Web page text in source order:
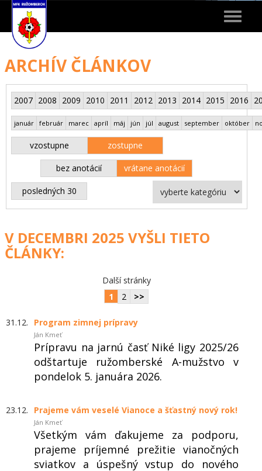
Toggle
ARCHÍV ČLÁNKOV
2007 2008 2009 2010 2011 2012 2013 2014 2015 2016
január február marec apríl máj jún júl august september október
vzostupne zostupne
bez anotácií vrátane anotácií
posledných 30
V DECEMBRI 2025 VYŠLI TIETO
ČLÁNKY:
Další stránky
1
2 >>
31.12. Program zimnej prípravy
Ján Kmeť
Prípravu na jarnú časť Niké ligy 2025/26
odštartuje ružomberské A-mužstvo v
pondelok 5. januára 2026.
23.12. Prajeme vám veselé Vianoce a šťastný nový rok!
Ján Kmeť
Všetkým vám ďakujeme za podporu,
prajeme príjemné prežitie vianočných
sviatkov a úspešný vstup do nového